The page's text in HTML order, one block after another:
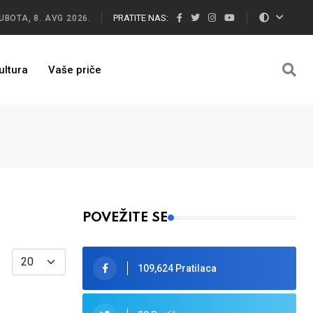
8. AVG 2026. PRATITE NAS:
Vaše priče
Display #
POVEŽITE SE
109,624 Pratilaca